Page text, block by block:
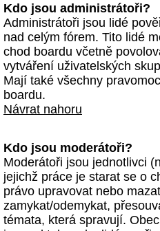
Kdo jsou administrátoři?
Administrátoři jsou lidé
nad celým fórem. Tito lidé
chod boardu včetně
vytváření uživatelských
Mají také všechny
boardu.
Návrat nahoru
Kdo jsou moderátoři?
Moderátoři jsou jednotlivci
jejichž práce je starat se o
právo upravovat nebo
zamykat/odemykat,
témata, která spravují.